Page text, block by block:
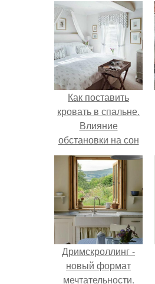
Как поставить
кровать в спальне.
Влияние
обстановки на сон
Дримскроллинг -
новый формат
мечтательности.